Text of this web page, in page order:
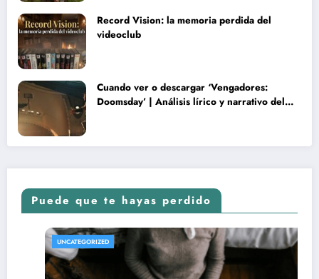
Record Vision: la memoria perdida del
videoclub
Cuando ver o descargar ‘Vengadores:
Doomsday’ | Análisis lírico y narrativo del
Puede que te hayas perdido
REVISTA DE CINE | NOTICIAS, IMÁGENES, TRÁILERS,
UNCATEGORIZED